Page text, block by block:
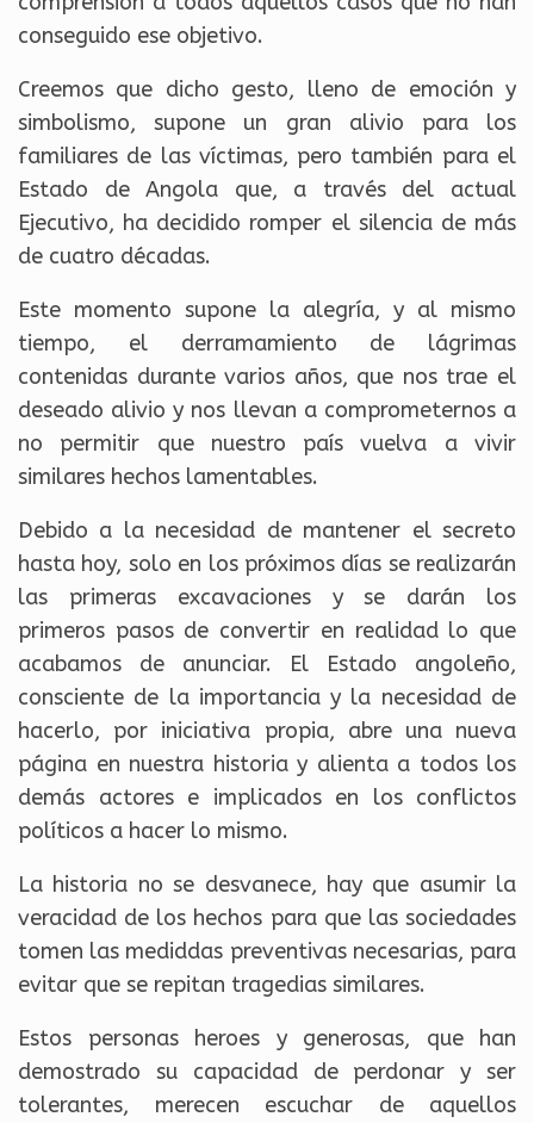
conseguido ese objetivo.
Creemos que dicho gesto, lleno de emoción y
simbolismo, supone un gran alivio para los
familiares de las víctimas, pero también para el
Estado de Angola que, a través del actual
Ejecutivo, ha decidido romper el silencia de más
de cuatro décadas.
Este momento supone la alegría, y al mismo
tiempo, el derramamiento de lágrimas
contenidas durante varios años, que nos trae el
deseado alivio y nos llevan a comprometernos a
no permitir que nuestro país vuelva a vivir
similares hechos lamentables.
Debido a la necesidad de mantener el secreto
hasta hoy, solo en los próximos días se realizarán
las primeras excavaciones y se darán los
primeros pasos de convertir en realidad lo que
acabamos de anunciar. El Estado angoleño,
consciente de la importancia y la necesidad de
hacerlo, por iniciativa propia, abre una nueva
página en nuestra historia y alienta a todos los
demás actores e implicados en los conflictos
políticos a hacer lo mismo.
La historia no se desvanece, hay que asumir la
veracidad de los hechos para que las sociedades
tomen las mediddas preventivas necesarias, para
evitar que se repitan tragedias similares.
Estos personas heroes y generosas, que han
demostrado su capacidad de perdonar y ser
tolerantes, merecen escuchar de aquellos